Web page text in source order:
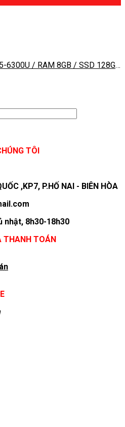
6300U / RAM 8GB / SSD 128GB
TÔI
,KP7, P.HỐ NAI - BIÊN HÒA
nhật, 8h30-18h30
THANH TOÁN